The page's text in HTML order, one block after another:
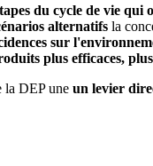
du cycle de vie qui
alternatifs la
sur
plus efficaces,
la DEP une un levier